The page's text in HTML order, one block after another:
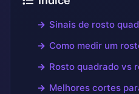
Sinais de rosto
Como medir um
Rosto quadrado vs
Melhores cortes